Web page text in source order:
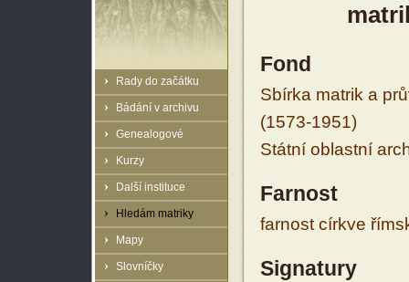
Rady do začátku
Bádání v archivu
Genealogové
Kurzy
Další instituce
Hledám matriky
Mapy
Slovníčky
Fond
Sbírka matrik a
(1573-1951)
Státní oblastní
Farnost
farnost církve
Signatury